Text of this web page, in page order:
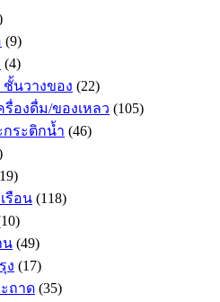
(9)
(4)
นวางของ (22)
องดื่ม/ของเหลว (105)
ระติกน้ำ (46)
รือน (118)
น (49)
ง (17)
ถาด (35)